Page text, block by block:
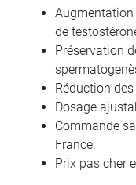
de
Préservation
Réduction
Dosage
Commande
France.
Prix pas cher